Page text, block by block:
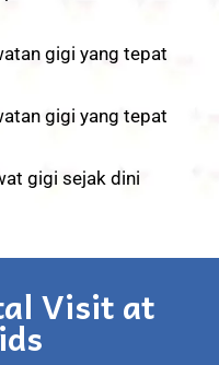
gigi yang tepat
gigi yang tepat
gigi sejak dini
Visit at